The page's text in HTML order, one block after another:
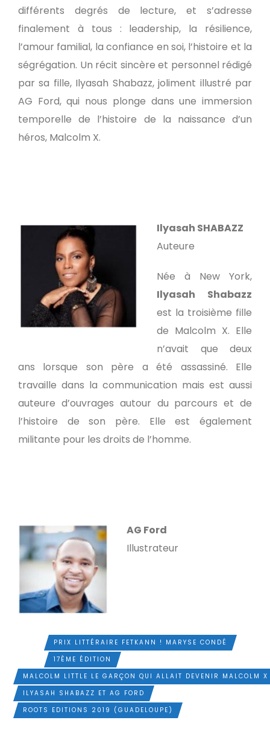
différents degrés de lecture, et s’adresse
finalement à tous : leadership, la résilience,
l’amour familial, la confiance en soi, l’histoire et la
ségrégation. Un récit sincère et personnel rédigé
par sa fille, Ilyasah Shabazz, joliment illustré par
AG Ford, qui nous plonge dans une immersion
temporelle de l’histoire de la naissance d’un
héros, Malcolm X.
Ilyasah SHABAZZ
Auteure
Née à New York,
Ilyasah Shabazz
est la troisième fille
de Malcolm X. Elle
n’avait que deux
ans lorsque son père a été assassiné. Elle
travaille dans la communication mais est aussi
auteure d’ouvrages autour du parcours et de
l’histoire de son père. Elle est également
militante pour les droits de l’homme.
AG Ford
Illustrateur
PRIX LITTÉRAIRE FETKANN ! MARYSE CONDÉ
17ÈME ÉDITION
MALCOLM LITTLE LE GARÇON QUI ALLAIT DEVENIR MALCOLM X
ILYASAH SHABAZZ ET AG FORD
ROOTS EDITIONS 2019 (GUADELOUPE)